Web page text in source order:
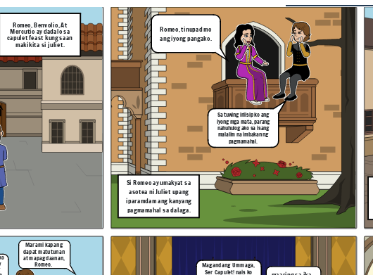
sa ika-
buwang
Paris.
Si Romeo at Juliet ay tuluyang
ikinasal ng palihim, Sa
pamamagitan ni Friar
Lawrence. (At Masaya silang
namuhay o siguro....)
Pagpalain kayo nawa ng
Panginoon.
po, Friar!
Salamat po!
Romeo! Mayroong isang
paris at balak niyang
pakasalan si Juliet.
Salamat sa iyong
ko hahayaang maagaw
kong si Juliet!
Romeo, Benvolio, At
Mercutio ay dadalo sa
capulet feast kung saan
makikita si juliet.
Sa tuwing iniisip ko ang
iyong mga mata, parang
nahuhulog ako sa isang
malalim na imbakan ng
pagmamahal.
Romeo, tinupad mo
ang iyong pangako.
Si Romeo ay umakyat sa
asotea ni Juliet upang
iparamdam ang kanyang
pagmamahal sa dalaga.
Marami kapang
dapat matutunan
at mapagdaanan,
Romeo. Magandang Ummaga,
Ser Capulet! nais ko